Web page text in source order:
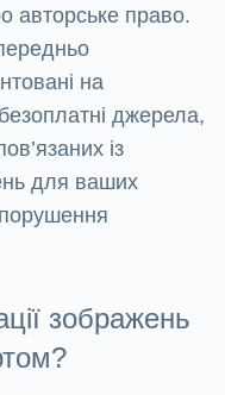
авторське право.
на
джерела,
із
для ваших
зображень